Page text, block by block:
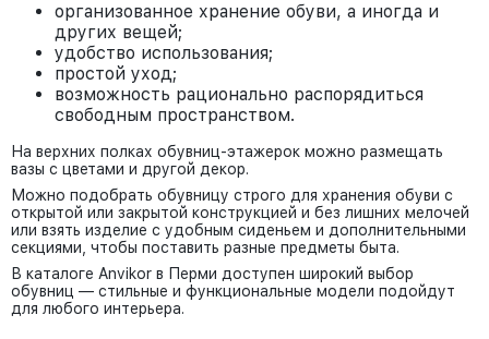
организованное хранение обуви, а иногда и
других вещей;
удобство использования;
простой уход;
возможность рационально распорядиться
свободным пространством.
На верхних полках обувниц-этажерок можно размещать
вазы с цветами и другой декор.
Можно подобрать обувницу строго для хранения обуви с
открытой или закрытой конструкцией и без лишних мелочей
или взять изделие с удобным сиденьем и дополнительными
секциями, чтобы поставить разные предметы быта.
В каталоге Anvikor в Перми доступен широкий выбор
обувниц — стильные и функциональные модели подойдут
для любого интерьера.